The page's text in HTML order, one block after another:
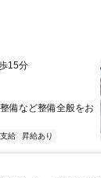
15分
備など整備全般をお
給 昇給あり